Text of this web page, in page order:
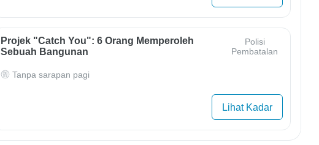
Projek "Catch You": 6 Orang Memperoleh
Sebuah Bangunan
Polisi
Pembatalan
Tanpa sarapan pagi
Lihat Kadar